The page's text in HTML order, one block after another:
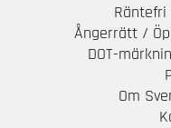
Ångerrätt /
DOT-
Om